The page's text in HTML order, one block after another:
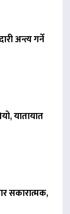
अन्त्य गर्ने
यातायात
सकारात्मक,